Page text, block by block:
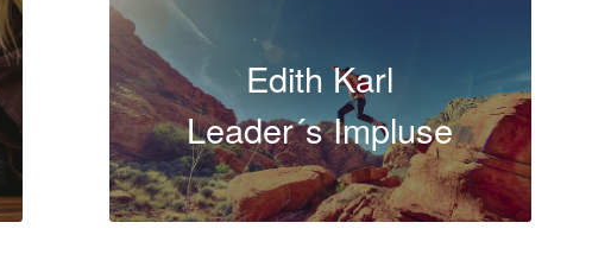
Edith Karl
Leader´s Impluse